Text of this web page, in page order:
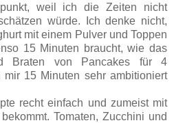
weil ich die Zeiten nicht
würde. Ich denke nicht,
mit einem Pulver und Toppen
15 Minuten braucht, wie das
Braten von Pancakes für 4
mir 15 Minuten sehr ambitioniert
recht einfach und zumeist mit
Tomaten, Zucchini und